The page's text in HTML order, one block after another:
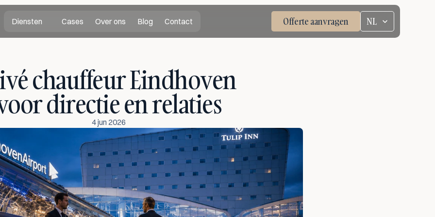
Diensten Cases Over ons Blog Contact Offerte aanvragen
Select Language
NL
chauffeur Eindhoven
directie en relaties
4 jun 2026